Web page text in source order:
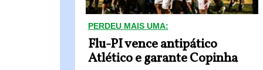
PERDEU MAIS UMA:
Flu-PI vence antipático
Atlético e garante Copinha